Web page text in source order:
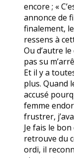
encore ; «
annonce de
finalement,
ressens à
Ou d’autre le
pas su
Et il y a
plus. Quand
accusé
femme
frustrer,
Je fais le
retrouve du
ordi, il